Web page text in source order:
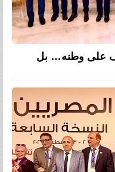
على وطنه… بل